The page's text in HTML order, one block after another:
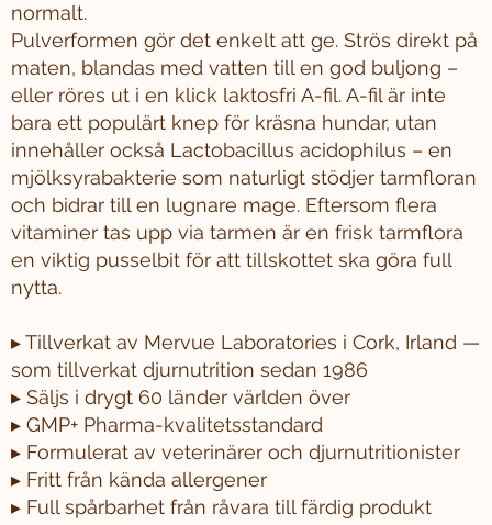
normalt.
Pulverformen gör det enkelt att ge. Strös direkt på
maten, blandas med vatten till en god buljong –
eller röres ut i en klick laktosfri A-fil. A-fil är inte
bara ett populärt knep för kräsna hundar, utan
innehåller också Lactobacillus acidophilus – en
mjölksyrabakterie som naturligt stödjer tarmfloran
och bidrar till en lugnare mage. Eftersom flera
vitaminer tas upp via tarmen är en frisk tarmflora
en viktig pusselbit för att tillskottet ska göra full
nytta.
▸ Tillverkat av Mervue Laboratories i Cork, Irland —
som tillverkat djurnutrition sedan 1986
▸ Säljs i drygt 60 länder världen över
▸ GMP+ Pharma-kvalitetsstandard
▸ Formulerat av veterinärer och djurnutritionister
▸ Fritt från kända allergener
▸ Full spårbarhet från råvara till färdig produkt